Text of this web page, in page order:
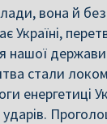
вона й
Україні,
нашої
стали
енергетиці
ударів.